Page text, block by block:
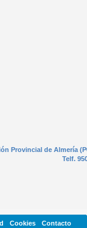
Provincial de Almería
Telf.
Cookies Contacto